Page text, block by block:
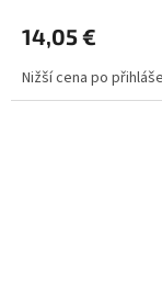
14,05 €
Nižší cena po